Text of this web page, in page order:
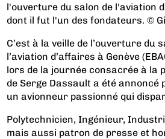
l'ouverture du salon de l'aviation
dont il fut l'un des fondateurs. ©
C’est à la veille de l’ouverture du
l’aviation d’affaires à Genève
lors de la journée consacrée à la
de Serge Dassault a été annoncé
un avionneur passionné qui
Polytechnicien, Ingénieur,
mais aussi patron de presse et